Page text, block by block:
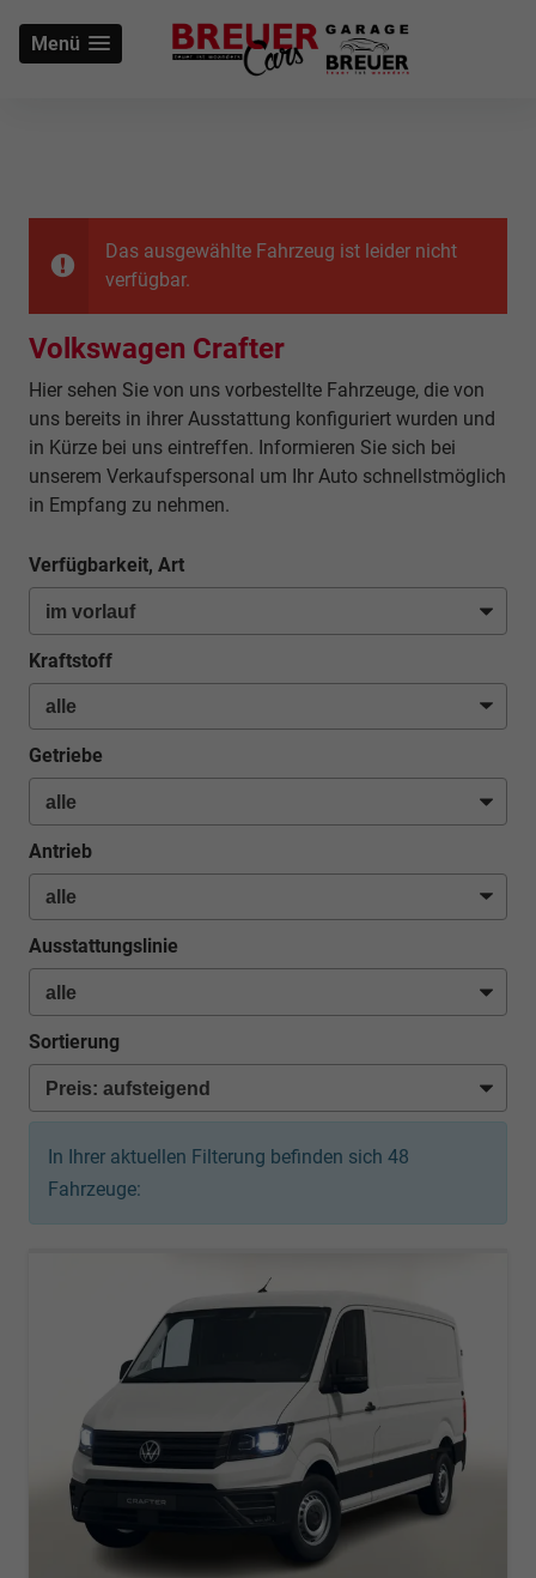
Menü
Das ausgewählte Fahrzeug ist leider nicht
verfügbar.
Volkswagen Crafter
Hier sehen Sie von uns vorbestellte Fahrzeuge, die von
uns bereits in ihrer Ausstattung konfiguriert wurden und
in Kürze bei uns eintreffen. Informieren Sie sich bei
unserem Verkaufspersonal um Ihr Auto schnellstmöglich
in Empfang zu nehmen.
Verfügbarkeit, Art
Kraftstoff
Getriebe
Antrieb
Ausstattungslinie
Sortierung
In Ihrer aktuellen Filterung befinden sich 48
Fahrzeuge: